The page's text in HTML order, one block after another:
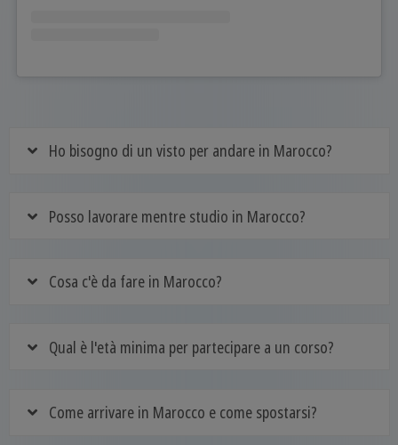
Ho bisogno di un visto per andare in Marocco?
Posso lavorare mentre studio in Marocco?
Cosa c'è da fare in Marocco?
Qual è l'età minima per partecipare a un corso?
Come arrivare in Marocco e come spostarsi?